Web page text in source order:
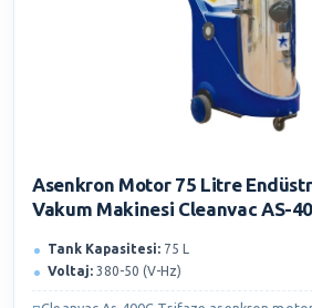
Asenkron Motor 75 Litre
Vakum Makinesi Cleanvac AS-
Tank Kapasitesi: 75 L
Voltaj: 380-50 (V-Hz)